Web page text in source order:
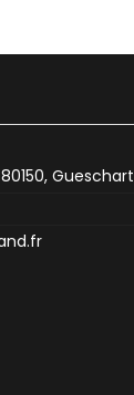
Gueschart